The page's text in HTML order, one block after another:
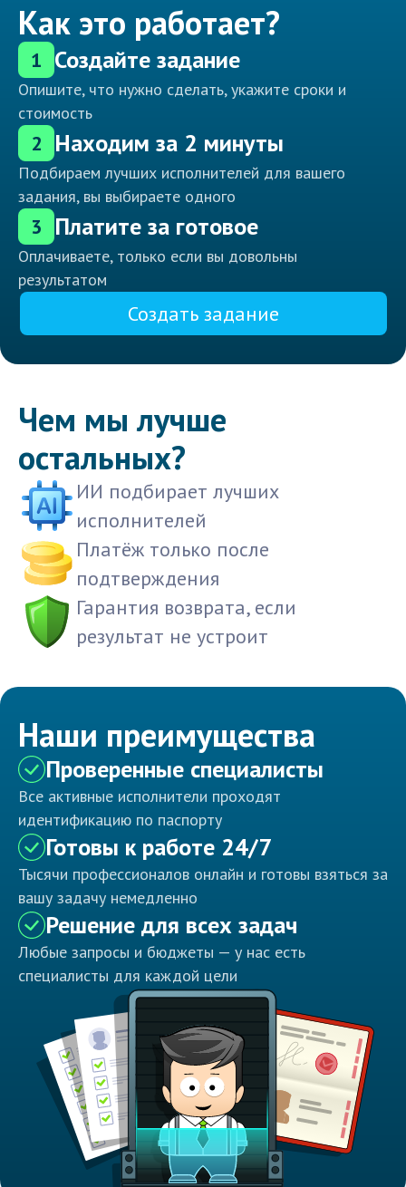
Как это работает?
1 Создайте задание
Опишите, что нужно сделать, укажите сроки и
стоимость
2 Находим за 2 минуты
Подбираем лучших исполнителей для вашего
задания, вы выбираете одного
3 Платите за готовое
Оплачиваете, только если вы довольны
результатом
Создать задание
Чем мы лучше
остальных?
ИИ подбирает лучших
исполнителей
Платёж только после
подтверждения
Гарантия возврата, если
результат не устроит
Наши преимущества
Проверенные специалисты
Все активные исполнители проходят
идентификацию по паспорту
Готовы к работе 24/7
Тысячи профессионалов онлайн и готовы взяться за
вашу задачу немедленно
Решение для всех задач
Любые запросы и бюджеты — у нас есть
специалисты для каждой цели